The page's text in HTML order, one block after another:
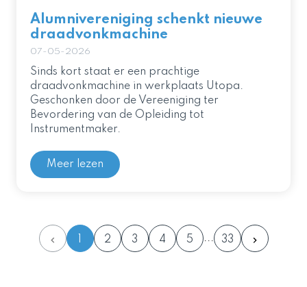
Alumnivereniging schenkt nieuwe
draadvonkmachine
07-05-2026
Sinds kort staat er een prachtige
draadvonkmachine in werkplaats Utopa.
Geschonken door de Vereeniging ter
Bevordering van de Opleiding tot
Instrumentmaker.
Meer lezen
2 3 4 5 33